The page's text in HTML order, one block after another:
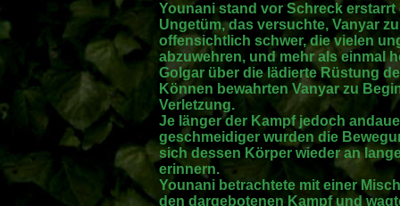
Younani stand vor Schreck
Ungetüm, das versuchte, Vanyar
offensichtlich schwer, die vielen
abzuwehren, und mehr als einmal
Golgar über die lädierte Rüstung
Können bewahrten Vanyar zu
Verletzung.
Je länger der Kampf jedoch
geschmeidiger wurden die
sich dessen Körper wieder an
erinnern.
Younani betrachtete mit einer
den dargebotenen Kampf und